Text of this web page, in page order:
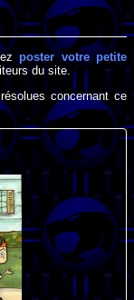
poster votre petite
du site.
concernant ce